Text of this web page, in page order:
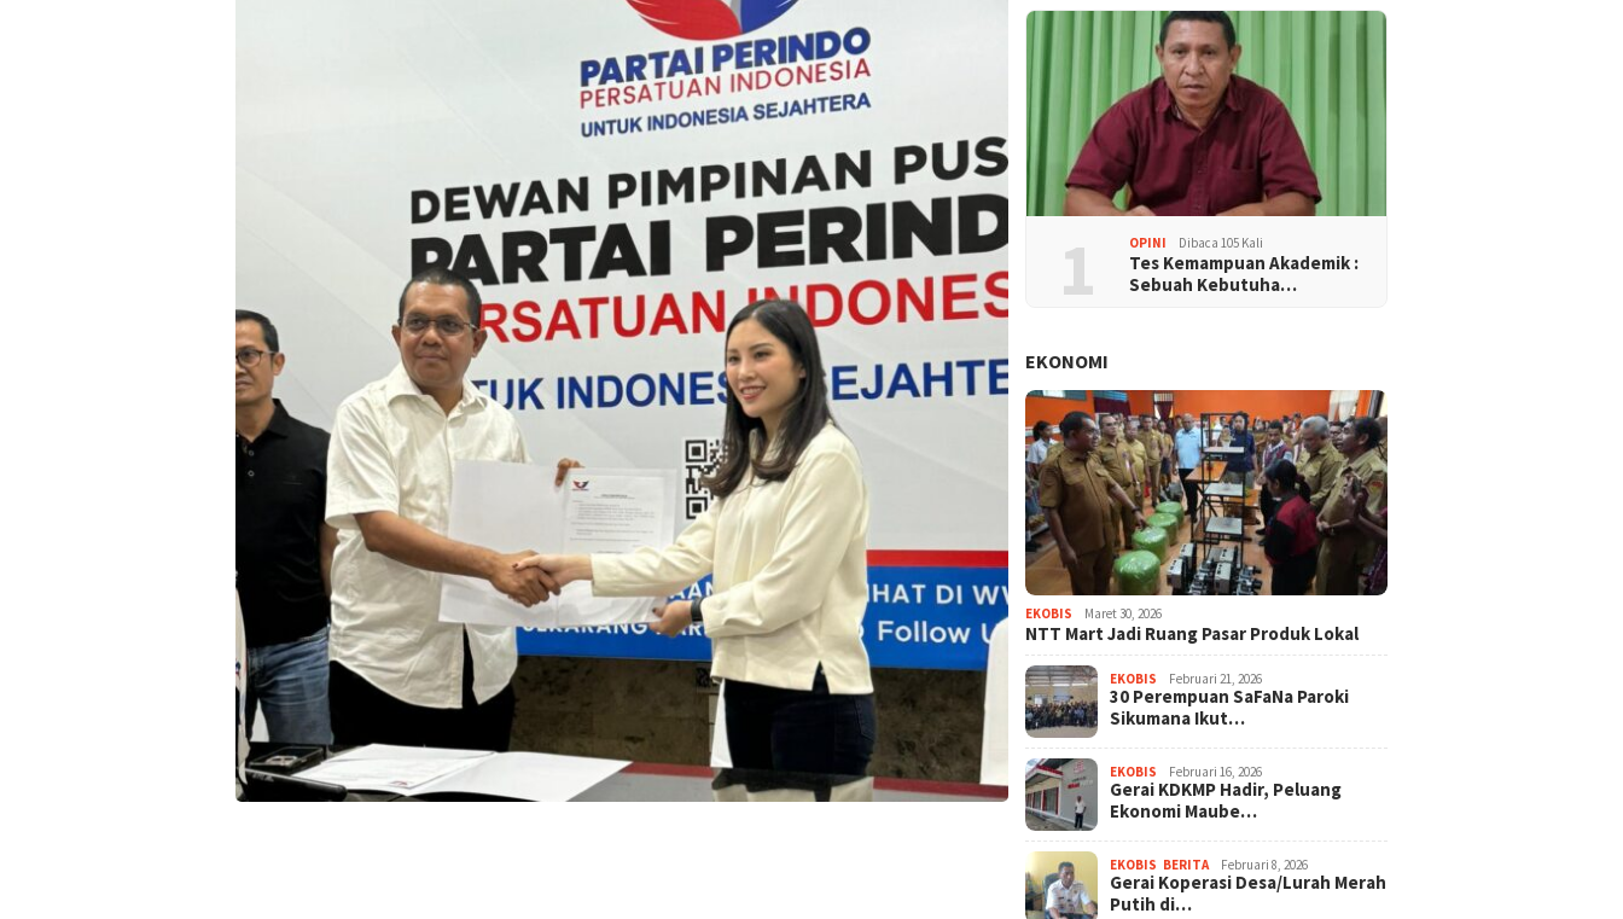
1 OPINI Dibaca 105 Kali
Tes Kemampuan Akademik :
Sebuah Kebutuha…
EKONOMI
EKOBIS Maret 30, 2026
NTT Mart Jadi Ruang Pasar Produk Lokal
EKOBIS Februari 21, 2026
30 Perempuan SaFaNa Paroki
Sikumana Ikut…
EKOBIS Februari 16, 2026
Gerai KDKMP Hadir, Peluang
Ekonomi Maube…
EKOBIS BERITA Februari 8, 2026
Gerai Koperasi Desa/Lurah Merah
Putih di…